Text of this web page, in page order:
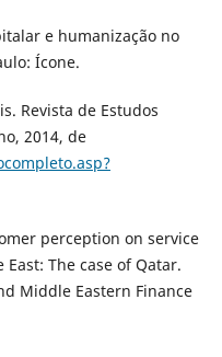
e humanização no
Ícone.
Revista de Estudos
2014, de
perception on service
The case of Qatar.
Middle Eastern Finance